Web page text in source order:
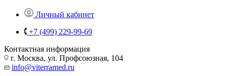
Личный кабинет
+7 (499) 229-99-69
Контактная информация
г. Москва, ул. Профсоюзная, 104
info@viterramed.ru